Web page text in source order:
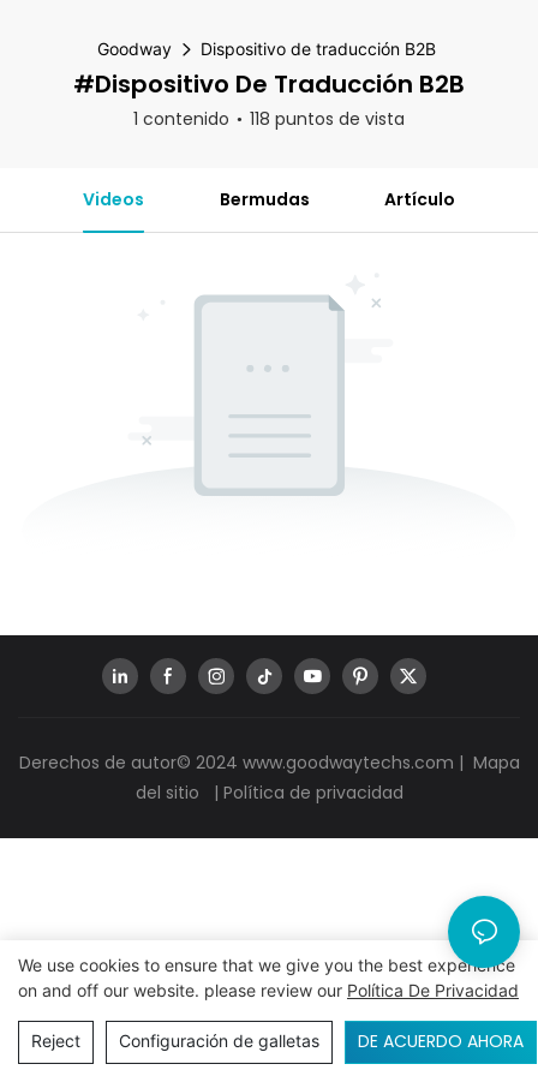
Goodway Dispositivo de traducción B2B
#Dispositivo De Traducción B2B
1 contenido 118 puntos de vista
Videos Bermudas Artículo
Derechos de autor© 2024 www.goodwaytechs.com | Mapa
del sitio
| Política de privacidad
We use cookies to ensure that we give you the best experience
on and off our website. please review our Política De Privacidad
Reject Configuración de galletas DE ACUERDO AHORA